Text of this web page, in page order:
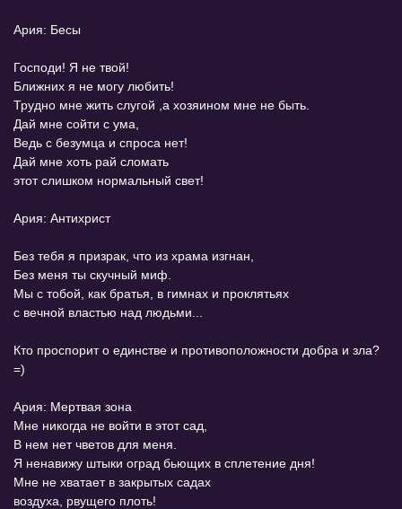
Ария: Бесы
Господи! Я не твой!
Ближних я не могу любить!
Трудно мне жить слугой ,а хозяином мне не быть.
Дай мне сойти с ума,
Ведь с безумца и спроса нет!
Дай мне хоть рай сломать
этот слишком нормальный свет!
Ария: Антихрист
Без тебя я призрак, что из храма изгнан,
Без меня ты скучный миф.
Мы с тобой, как братья, в гимнах и проклятьях
с вечной властью над людьми...
Кто проспорит о единстве и противоположности добра и зла?
=)
Ария: Мертвая зона
Мне никогда не войти в этот сад,
В нем нет чветов для меня.
Я ненавижу штыки оград бьющих в сплетение дня!
Мне не хватает в закрытых садах
воздуха, рвущего плоть!